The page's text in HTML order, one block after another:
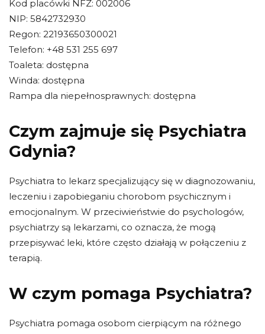
Kod placówki NFZ: 002006
NIP: 5842732930
Regon: 22193650300021
Telefon: +48 531 255 697
Toaleta: dostępna
Winda: dostępna
Rampa dla niepełnosprawnych: dostępna
Czym zajmuje się Psychiatra
Gdynia?
Psychiatra to lekarz specjalizujący się w diagnozowaniu,
leczeniu i zapobieganiu chorobom psychicznym i
emocjonalnym. W przeciwieństwie do psychologów,
psychiatrzy są lekarzami, co oznacza, że ​​mogą
przepisywać leki, które często działają w połączeniu z
terapią.
W czym pomaga Psychiatra?
Psychiatra pomaga osobom cierpiącym na różnego